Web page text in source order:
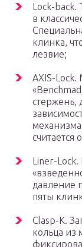
Lock-back.
в
клинка,
лезвие;
AXIS-
стержень,
считается
Liner-Lock.
давление
пяты
Clasp-K.
кольца из